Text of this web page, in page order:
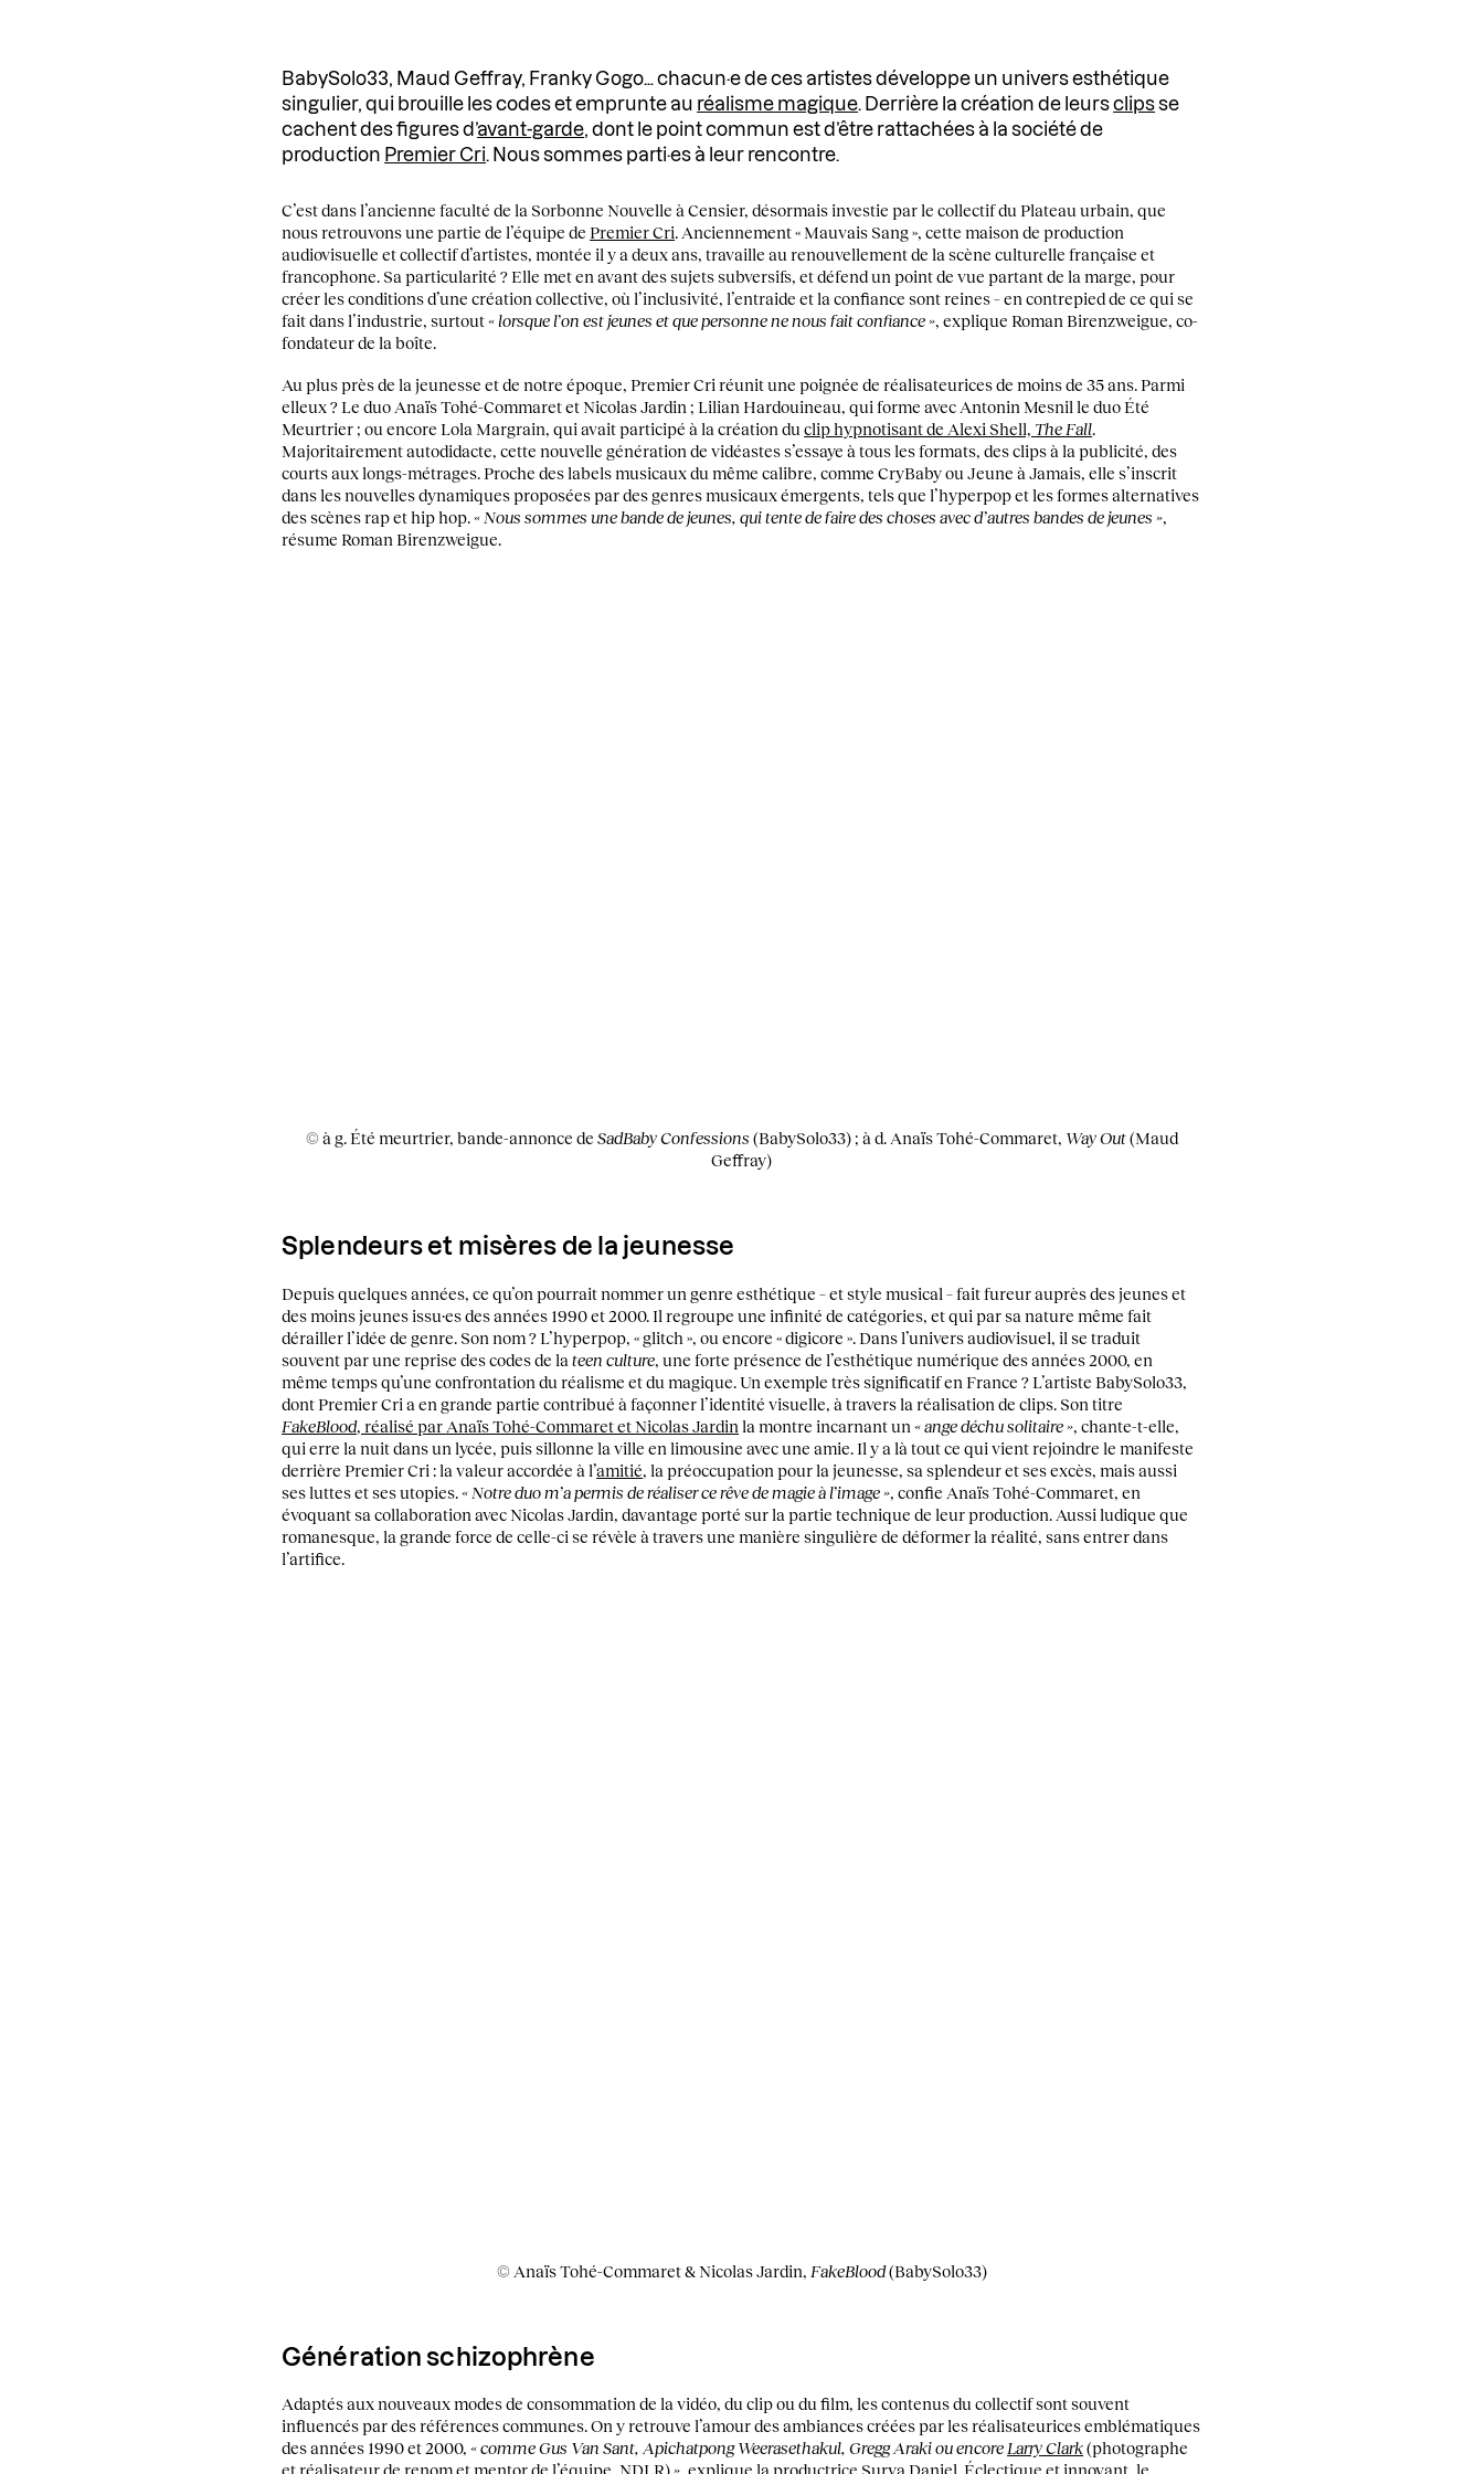
BabySolo33, Maud Geffray, Franky Gogo… chacun·e de ces artistes développe un univers esthétique
singulier, qui brouille les codes et emprunte au réalisme magique. Derrière la création de leursclipsse
cachent des figures d’avant-garde, dont le point commun est d’être rattachées à la société de
production Premier Cri. Nous sommes parti·es à leur rencontre.
C’est dans l’ancienne faculté de la Sorbonne Nouvelle à Censier, désormais investie par le collectif du Plateau urbain, que
nous retrouvons une partie de l’équipe dePremier Cri. Anciennement « Mauvais Sang », cette maison de production
audiovisuelle et collectif d’artistes, montée il y a deux ans, travaille au renouvellement de la scène culturelle française et
francophone. Sa particularité ? Elle met en avant des sujets subversifs, et défend un point de vue partant de la marge, pour
créer les conditions d’une création collective, où l’inclusivité, l’entraide et la confiance sont reines – en contrepied de ce qui se
fait dans l’industrie, surtout« lorsque l’on est jeunes et que personne ne nous fait confiance », explique Roman Birenzweigue, co-
fondateur de la boîte.
Au plus près de la jeunesse et de notre époque, Premier Cri réunit une poignée de réalisateurices de moins de 35 ans. Parmi
elleux ? Le duo Anaïs Tohé-Commaret et Nicolas Jardin ; Lilian Hardouineau, qui forme avec Antonin Mesnil le duo Été
Meurtrier ; ou encore Lola Margrain, qui avait participé à la création duclip hypnotisant de Alexi Shell, The Fall.
Majoritairement autodidacte, cette nouvelle génération de vidéastes s’essaye à tous les formats, des clips à la publicité, des
courts aux longs-métrages. Proche des labels musicaux du même calibre, comme CryBaby ou Jeune à Jamais, elle s’inscrit
dans les nouvelles dynamiques proposées par des genres musicaux émergents, tels que l’hyperpop et les formes alternatives
des scènes rap et hip hop.« Nous sommes une bande de jeunes, qui tente de faire des choses avec d’autres bandes de jeunes »,
résume Roman Birenzweigue.
© à g. Été meurtrier, bande-annonce de SadBaby Confessions (BabySolo33) ; à d. Anaïs Tohé-Commaret, Way Out(Maud
Geffray)
Splendeurs et misères de la jeunesse
Depuis quelques années, ce qu’on pourrait nommer un genre esthétique – et style musical – fait fureur auprès des jeunes et
des moins jeunes issu·es des années 1990 et 2000. Il regroupe une infinité de catégories, et qui par sa nature même fait
dérailler l’idée de genre. Son nom ? L’hyperpop, « glitch », ou encore « digicore ». Dans l’univers audiovisuel, il se traduit
souvent par une reprise des codes de lateen culture, une forte présence de l’esthétique numérique des années 2000, en
même temps qu’une confrontation du réalisme et du magique. Un exemple très significatif en France ? L’artiste BabySolo33,
dont Premier Cri a en grande partie contribué à façonner l’identité visuelle, à travers la réalisation de clips. Son titre
FakeBlood, réalisé par Anaïs Tohé-Commaret et Nicolas Jardin la montre incarnant un« ange déchu solitaire », chante-t-elle,
qui erre la nuit dans un lycée, puis sillonne la ville en limousine avec une amie. Il y a là tout ce qui vient rejoindre le manifeste
derrière Premier Cri : la valeur accordée à l’amitié, la préoccupation pour la jeunesse, sa splendeur et ses excès, mais aussi
ses luttes et ses utopies.« Notre duo m’a permis de réaliser ce rêve de magie à l’image », confie Anaïs Tohé-Commaret, en
évoquant sa collaboration avec Nicolas Jardin, davantage porté sur la partie technique de leur production. Aussi ludique que
romanesque, la grande force de celle-ci se révèle à travers une manière singulière de déformer la réalité, sans entrer dans
l’artifice.
© Anaïs Tohé-Commaret & Nicolas Jardin, FakeBlood(BabySolo33)
Génération schizophrène
Adaptés aux nouveaux modes de consommation de la vidéo, du clip ou du film, les contenus du collectif sont souvent
influencés par des références communes. On y retrouve l’amour des ambiances créées par les réalisateurices emblématiques
des années 1990 et 2000,« comme Gus Van Sant, Apichatpong Weerasethakul, Gregg Araki ou encore Larry Clark(photographe